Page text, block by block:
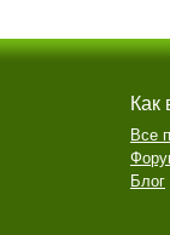
Как
Все
Блог